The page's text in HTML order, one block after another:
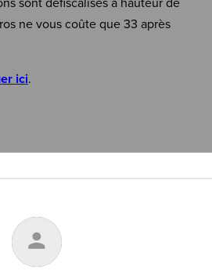
ne vous coûte que 33 après
ici.